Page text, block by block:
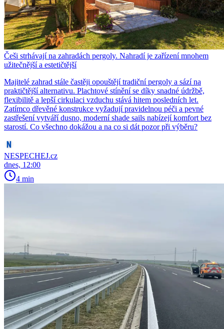
Češi strhávají na zahradách pergoly. Nahradí je zařízení mnohem
užitečnější a estetičtější
Majitelé zahrad stále častěji opouštějí tradiční pergoly a sází na
praktičtější alternativu. Plachtové stínění se díky snadné údržbě,
flexibilitě a lepší cirkulaci vzduchu stává hitem posledních let.
Zatímco dřevěné konstrukce vyžadují pravidelnou péči a pevné
zastřešení vytváří dusno, moderní shade sails nabízejí komfort bez
starostí. Co všechno dokážou a na co si dát pozor při výběru?
NESPECHEJ.cz
dnes, 12:00
4 min